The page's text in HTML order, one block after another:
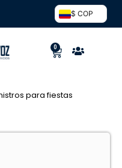
$ COP
0
para fiestas